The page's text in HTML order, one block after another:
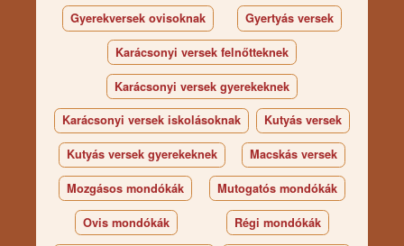
Gyerekversek ovisoknak Gyertyás versek
Karácsonyi versek felnőtteknek
Karácsonyi versek gyerekeknek
Karácsonyi versek iskolásoknak Kutyás versek
Kutyás versek gyerekeknek Macskás versek
Mozgásos mondókák Mutogatós mondókák
Ovis mondókák Régi mondókák